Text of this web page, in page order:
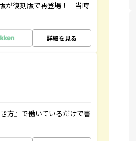
が復刻版で再登場！ 当時
詳細を見る
方』で働いているだけで書